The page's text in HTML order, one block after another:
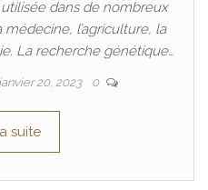
dans de nombreux
l’agriculture, la
La recherche génétique…
janvier 20, 2023 0
suite